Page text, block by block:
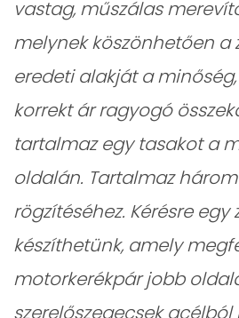
vastag, műszálas
melynek köszönhetően a
eredeti alakját a
korrekt ár ragyogó
tartalmaz egy tasakot a
oldalán. Tartalmaz
rögzítéséhez. Kérésre egy
készíthetünk, amely
motorkerékpár jobb
szerelőszegecsek acélból